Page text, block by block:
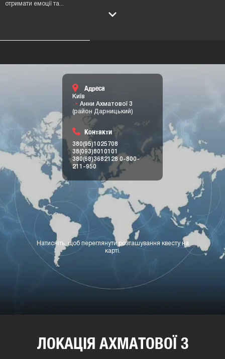
отримати емоції та
Адреса
Київ
Анни Ахматової 3
(район Дарницький)
Контакти
380(95)1025708
38(093)8010101
380(68)3682128 0-800-
211-950
Натисніть, щоб переглянути розташування квесту на
карті.
ЛОКАЦIЯ АХМАТОВОЇ 3